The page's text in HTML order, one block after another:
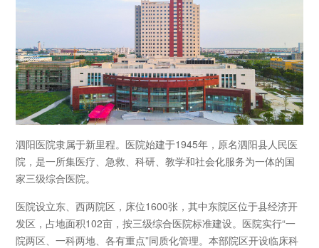
泗阳医院隶属于新里程。医院始建于1945年，原名泗阳县人民医
院，是一所集医疗、急救、科研、教学和社会化服务为一体的国
家三级综合医院。
医院设立东、西两院区，床位1600张，其中东院区位于县经济开
发区，占地面积102亩，按三级综合医院标准建设。医院实行“一
院两区、一科两地、各有重点”同质化管理。本部院区开设临床科